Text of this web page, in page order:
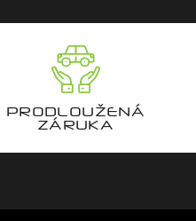
PRODLOUŽENÁ
ZÁRUKA